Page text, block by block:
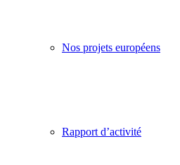
Nos projets européens
Rapport d’activité